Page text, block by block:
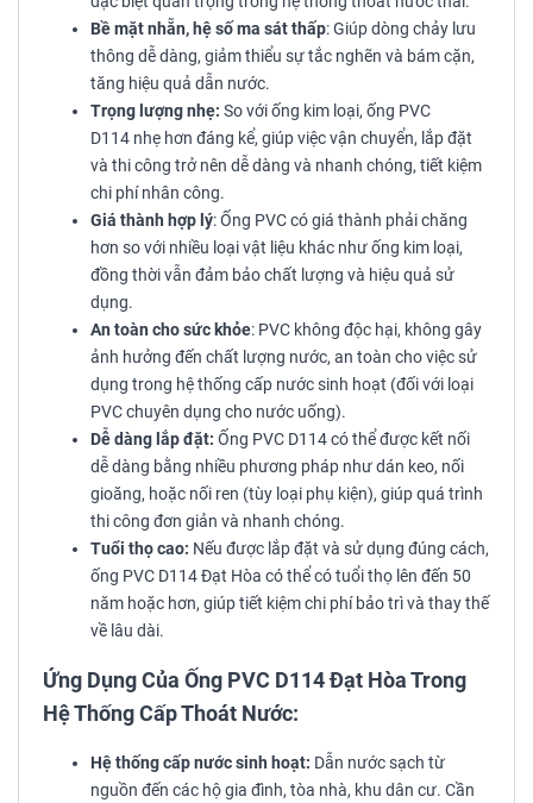
Bề mặt nhẵn, hệ số ma sát thấp: Giúp dòng chảy lưu
thông dễ dàng, giảm thiểu sự tắc nghẽn và bám cặn,
tăng hiệu quả dẫn nước.
Trọng lượng nhẹ: So với ống kim loại, ống PVC
D114 nhẹ hơn đáng kể, giúp việc vận chuyển, lắp đặt
và thi công trở nên dễ dàng và nhanh chóng, tiết kiệm
chi phí nhân công.
Giá thành hợp lý: Ống PVC có giá thành phải chăng
hơn so với nhiều loại vật liệu khác như ống kim loại,
đồng thời vẫn đảm bảo chất lượng và hiệu quả sử
dụng.
An toàn cho sức khỏe: PVC không độc hại, không gây
ảnh hưởng đến chất lượng nước, an toàn cho việc sử
dụng trong hệ thống cấp nước sinh hoạt (đối với loại
PVC chuyên dụng cho nước uống).
Dễ dàng lắp đặt: Ống PVC D114 có thể được kết nối
dễ dàng bằng nhiều phương pháp như dán keo, nối
gioăng, hoặc nối ren (tùy loại phụ kiện), giúp quá trình
thi công đơn giản và nhanh chóng.
Tuổi thọ cao: Nếu được lắp đặt và sử dụng đúng cách,
ống PVC D114 Đạt Hòa có thể có tuổi thọ lên đến 50
năm hoặc hơn, giúp tiết kiệm chi phí bảo trì và thay thế
về lâu dài.
Ứng Dụng Của Ống PVC D114 Đạt Hòa Trong
Hệ Thống Cấp Thoát Nước:
Hệ thống cấp nước sinh hoạt: Dẫn nước sạch từ
nguồn đến các hộ gia đình, tòa nhà, khu dân cư. Cần